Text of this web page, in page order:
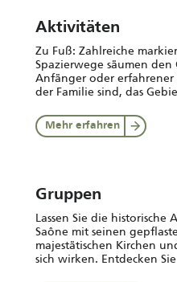
Aktivitäten
Zu Fuß: Zahlreiche
Spazierwege säumen den
Anfänger oder
der Familie sind, das
Mehr erfahren
Gruppen
Lassen Sie die historische
Saône mit seinen
majestätischen Kirchen
sich wirken. Entdecken